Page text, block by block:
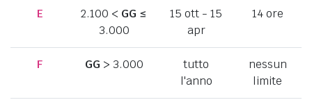
E 2.100 < GG ≤
3.000
15 ott - 15
apr
14 ore
F GG > 3.000
tutto
l'anno
nessun
limite